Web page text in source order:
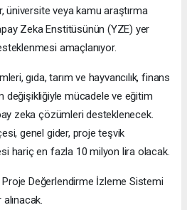
üniversite veya kamu araştırma
Zeka Enstitüsünün (YZE) yer
amaçlanıyor.
gıda, tarım ve hayvancılık, finans
değişikliğiyle mücadele ve eğitim
zeka çözümleri desteklenecek.
genel gider, proje teşvik
hariç en fazla 10 milyon lira olacak.
Proje Değerlendirme İzleme Sistemi